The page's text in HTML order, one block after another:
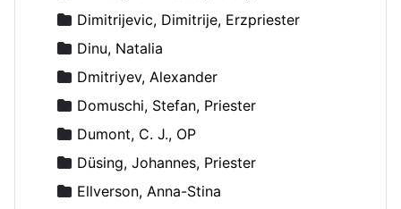
Dimitrijevic, Dimitrije, Erzpriester
Dinu, Natalia
Dmitriyev, Alexander
Domuschi, Stefan, Priester
Dumont, C. J., OP
Düsing, Johannes, Priester
Ellverson, Anna-Stina